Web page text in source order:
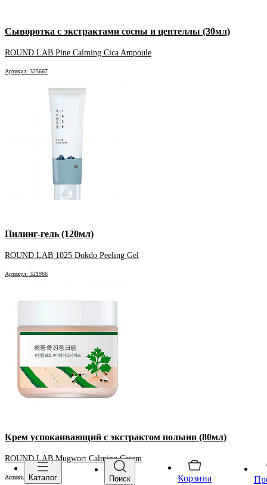
Каталог Поиск Корзина
Сыворотка с экстрактами сосны и центеллы (30мл)
ROUND LAB Pine Calming Cica Ampoule
Артикул: 325667
Пилинг-гель (120мл)
ROUND LAB 1025 Dokdo Peeling Gel
Артикул: 321966
Крем успокаивающий с экстрактом полыни (80мл)
ROUND LAB Mugwort Calming Cream
Артикул: 605721